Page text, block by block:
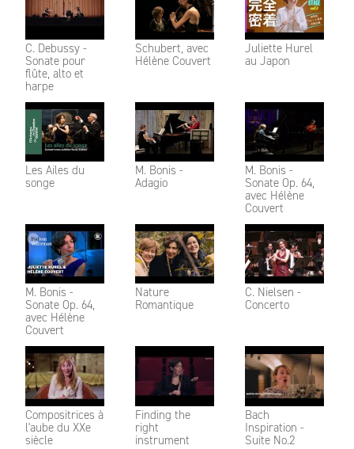
C. Debussy -
Sonate pour
flûte, alto et
harpe
Schubert, avec
Hélène Couvert
Juliette Hurel
au Japon
Les Ailes du
songe
M. Bonis -
Adagio
M. Bonis -
Sonate Op. 64,
avec Hélène
Couvert
M. Bonis -
Sonate Op. 64,
avec Hélène
Couvert
Nature
Romantique
C. Nielsen -
Concerto
Compositrices à
l'aube du XXe
siècle
Finding the
right
instrument
Bach
Inspiration -
Suite No.2